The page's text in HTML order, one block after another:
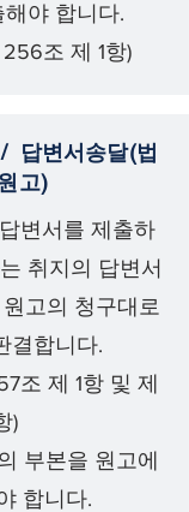
야 합니다.
조 제 1항)
답변서송달(법
고)
변서를 제출하
취지의 답변서
고의 청구대로
결합니다.
조 제 1항 및 제
)
부본을 원고에
합니다.